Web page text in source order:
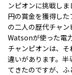
ンピオンに挑戦し
円の賞金を獲得し
の二人の歴代チャン
Watsonが使った電
チャンピオンは、
違いがあります。
てきたのですが、